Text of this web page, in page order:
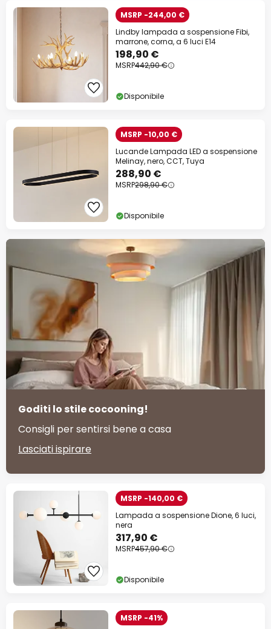
MSRP -244,00 €
Lindby lampada a sospensione Fibi,
marrone, corna, a 6 luci E14
198,90 €
MSRP442,90 €
Disponibile
MSRP -10,00 €
Lucande Lampada LED a sospensione
Melinay, nero, CCT, Tuya
288,90 €
MSRP298,90 €
Disponibile
Goditi lo stile cocooning!
Consigli per sentirsi bene a casa
Lasciati ispirare
MSRP -140,00 €
Lampada a sospensione Dione, 6 luci,
nera
317,90 €
MSRP457,90 €
Disponibile
MSRP -41%